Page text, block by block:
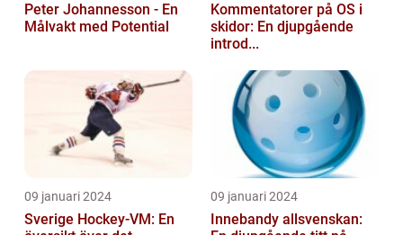
Peter Johannesson - En
Målvakt med Potential
Kommentatorer på OS i
skidor: En djupgående
introd...
09 januari 2024
Sverige Hockey-VM: En
09 januari 2024
Innebandy allsvenskan: